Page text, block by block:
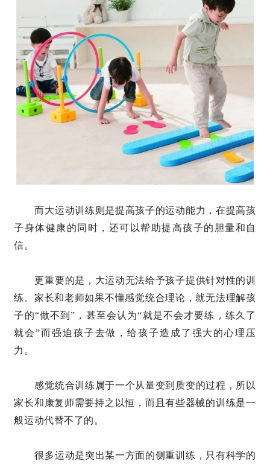
而大运动训练则是提高孩子的运动能力，在提高孩
子身体健康的同时，还可以帮助提高孩子的胆量和自
信。
更重要的是，大运动无法给予孩子提供针对性的训
练。家长和老师如果不懂感觉统合理论，就无法理解孩
子的“做不到”，甚至会认为“就是不会才要练，练久了
就会”而强迫孩子去做，给孩子造成了强大的心理压
力。
感觉统合训练属于一个从量变到质变的过程，所以
家长和康复师需要持之以恒，而且有些器械的训练是一
般运动代替不了的。
很多运动是突出某一方面的侧重训练，只有科学的